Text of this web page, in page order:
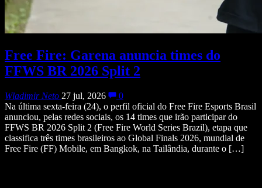
Free Fire: Garena anuncia times do
FFWS BR 2026 Split 2
Wladimir Neto 27 jul, 2026
0
Na última sexta-feira (24), o perfil oficial do Free Fire Esports Brasil
anunciou, pelas redes sociais, os 14 times que irão participar do
FFWS BR 2026 Split 2 (Free Fire World Series Brazil), etapa que
classifica três times brasileiros ao Global Finals 2026, mundial de
Free Fire (FF) Mobile, em Bangkok, na Tailândia, durante o […]